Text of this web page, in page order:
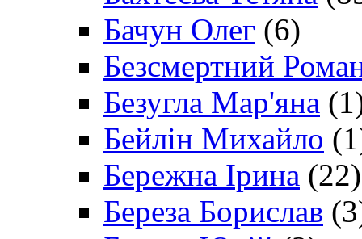
Бачун Олег (6)
Безсмертний
Безугла Мар'яна
Бейлін Михайло
Бережна Ірина (22)
Береза Борислав